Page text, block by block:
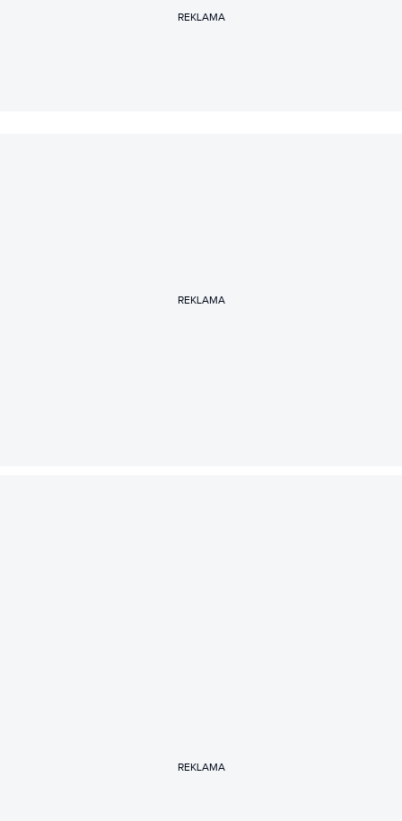
REKLAMA
REKLAMA
REKLAMA